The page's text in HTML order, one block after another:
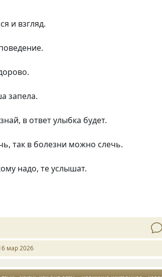
и взгляд.
запела.
в ответ улыбка будет.
так в болезни можно слечь.
надо, те услышат.
мар 2026